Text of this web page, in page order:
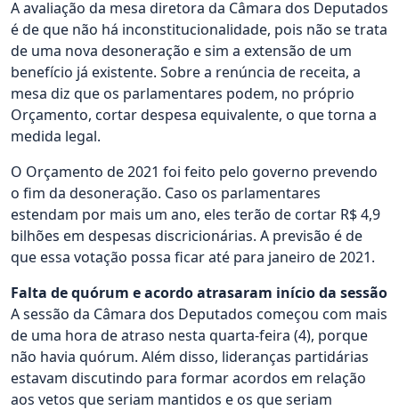
A avaliação da mesa diretora da Câmara dos Deputados
é de que não há inconstitucionalidade, pois não se trata
de uma nova desoneração e sim a extensão de um
benefício já existente. Sobre a renúncia de receita, a
mesa diz que os parlamentares podem, no próprio
Orçamento, cortar despesa equivalente, o que torna a
medida legal.
O Orçamento de 2021 foi feito pelo governo prevendo
o fim da desoneração. Caso os parlamentares
estendam por mais um ano, eles terão de cortar R$ 4,9
bilhões em despesas discricionárias. A previsão é de
que essa votação possa ficar até para janeiro de 2021.
Falta de quórum e acordo atrasaram início da sessão
A sessão da Câmara dos Deputados começou com mais
de uma hora de atraso nesta quarta-feira (4), porque
não havia quórum. Além disso, lideranças partidárias
estavam discutindo para formar acordos em relação
aos vetos que seriam mantidos e os que seriam